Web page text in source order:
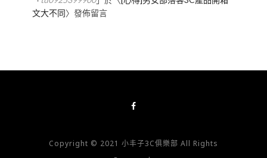
文大不同〉發佈留言
Copyright © 2021 小丰子3C俱樂部 All Rights